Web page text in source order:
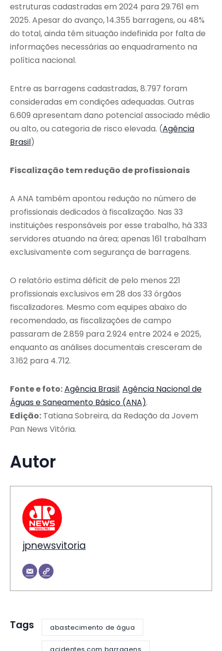
estruturas cadastradas em 2024 para 29.761 em
2025. Apesar do avanço, 14.355 barragens, ou 48%
do total, ainda têm situação indefinida por falta de
informações necessárias ao enquadramento na
política nacional.
Entre as barragens cadastradas, 8.797 foram
consideradas em condições adequadas. Outras
6.609 apresentam dano potencial associado médio
ou alto, ou categoria de risco elevada. (Agência
Brasil)
Fiscalização tem redução de profissionais
A ANA também apontou redução no número de
profissionais dedicados à fiscalização. Nas 33
instituições responsáveis por esse trabalho, há 333
servidores atuando na área; apenas 161 trabalham
exclusivamente com segurança de barragens.
O relatório estima déficit de pelo menos 221
profissionais exclusivos em 28 dos 33 órgãos
fiscalizadores. Mesmo com equipes abaixo do
recomendado, as fiscalizações de campo
passaram de 2.859 para 2.924 entre 2024 e 2025,
enquanto as análises documentais cresceram de
3.162 para 4.712.
Fonte e foto:Agência Brasil; Agência Nacional de
Águas e Saneamento Básico (ANA).
Edição: Tatiana Sobreira, da Redação da Jovem
Pan News Vitória.
Autor
jpnewsvitoria
Tags abastecimento de água